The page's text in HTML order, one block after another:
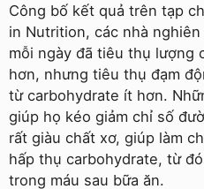
Công bố kết quả trên tạp
in Nutrition, các nhà
mỗi ngày đã tiêu thụ lượng
hơn, nhưng tiêu thụ đạm
từ carbohydrate ít hơn.
giúp họ kéo giảm chỉ số
rất giàu chất xơ, giúp làm
hấp thụ carbohydrate, từ
trong máu sau bữa ăn.